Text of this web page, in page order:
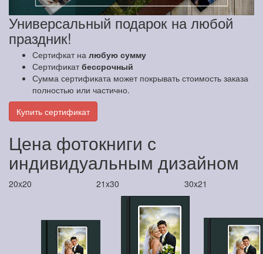
Универсальный подарок на любой
праздник!
Сертифкат на любую сумму
Сертификатбессрочный
Сумма сертификата может покрывать стоимость заказа
полностью или частично.
Купить сертификат
Цена фотокниги с
индивидуальным дизайном
20x20 21x30 30x21